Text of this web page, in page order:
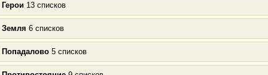
Герои 13 списков
Земля 6 списков
Попадалово 5 списков